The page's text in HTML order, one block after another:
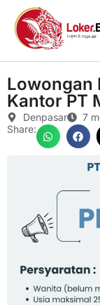
Lowongan
Kantor PT
Denpasar
7
Share: